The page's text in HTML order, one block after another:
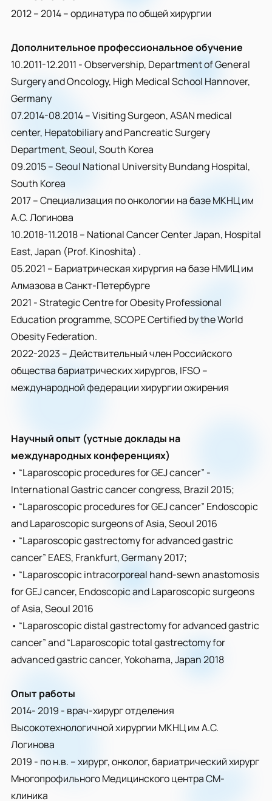
2012 – 2014 – ординатура по общей хирургии
Дополнительное профессиональное обучение
10.2011-12.2011 - Observership, Department of General
Surgery and Oncology, High Medical School Hannover,
Germany
07.2014-08.2014 – Visiting Surgeon, ASAN medical
center, Hepatobiliary and Pancreatic Surgery
Department, Seoul, South Korea
09.2015 – Seoul National University Bundang Hospital,
South Korea
2017 – Специализация по онкологии на базе МКНЦ им
А.С. Логинова
10.2018-11.2018 – National Cancer Center Japan, Hospital
East, Japan (Prof. Kinoshita) .
05.2021 – Бариатрическая хирургия на базе НМИЦ им
Алмазова в Санкт-Петербурге
2021 - Strategic Centre for Obesity Professional
Education programme, SCOPE Certified by the World
Obesity Federation.
2022-2023 – Действительный член Российского
общества бариатрических хирургов, IFSO –
международной федерации хирургии ожирения
Научный опыт (устные доклады на
международных конференциях)
• “Laparoscopic procedures for GEJ cancer” -
International Gastric cancer congress, Brazil 2015;
• “Laparoscopic procedures for GEJ cancer” Endoscopic
and Laparoscopic surgeons of Asia, Seoul 2016
• “Laparoscopic gastrectomy for advanced gastric
cancer” EAES, Frankfurt, Germany 2017;
• “Laparoscopic intracorporeal hand-sewn anastomosis
for GEJ cancer, Endoscopic and Laparoscopic surgeons
of Asia, Seoul 2016
• “Laparoscopic distal gastrectomy for advanced gastric
cancer” and “Laparoscopic total gastrectomy for
advanced gastric cancer, Yokohama, Japan 2018
Опыт работы
2014- 2019 - врач-хирург отделения
Высокотехнологичной хирургии МКНЦ им А.С.
Логинова
2019 - по н.в. – хирург, онколог, бариатрический хирург
Многопрофильного Медицинского центра СМ-
клиника